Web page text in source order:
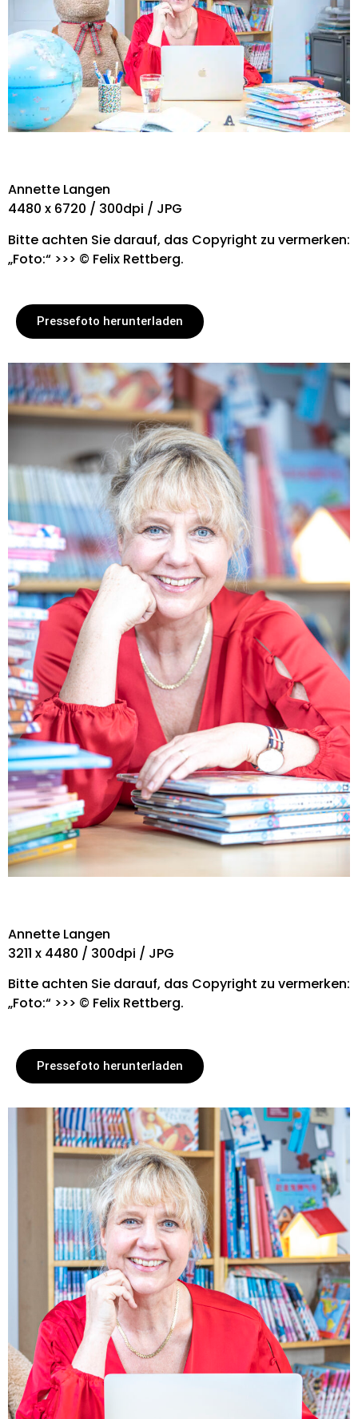
Annette Langen
4480 x 6720 / 300dpi / JPG
Bitte achten Sie darauf, das Copyright zu vermerken:
„Foto:“ >>> © Felix Rettberg.
Pressefoto herunterladen
Annette Langen
3211 x 4480 / 300dpi / JPG
Bitte achten Sie darauf, das Copyright zu vermerken:
„Foto:“ >>> © Felix Rettberg.
Pressefoto herunterladen